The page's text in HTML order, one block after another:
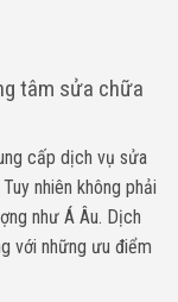
tâm sửa chữa
cấp dịch vụ sửa
nhiên không phải
như Á Âu. Dịch
với những ưu điểm